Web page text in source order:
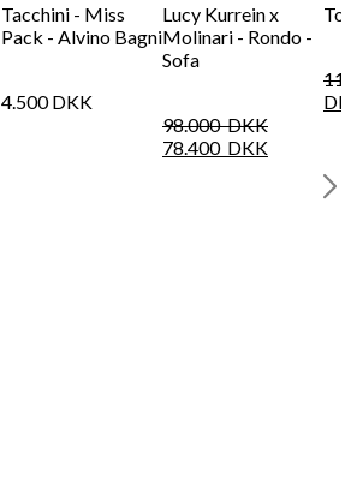
Tacchini - Miss
Pack - Alvino Bagni
4.500DKK
Lucy Kurrein x
Molinari - Rondo -
Sofa
98.000DKK
78.400 DKK